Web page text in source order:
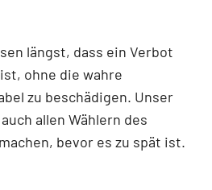
längst, dass ein Verbot
ohne die wahre
zu beschädigen. Unser
allen Wählern des
bevor es zu spät ist.